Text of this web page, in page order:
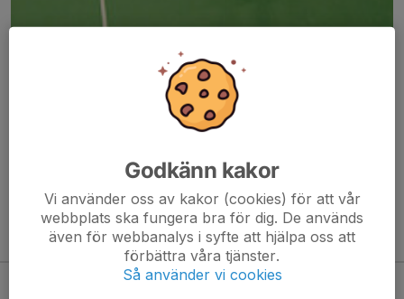
Här hamnar automatiskt de senaste nyheterna på hemsidan. För
att kunna börja administrera hemsidan loggar du in högst upp till
Kommande aktiviteter
Godkänn kakor
Vi använder oss av kakor (cookies) för att vår
webbplats ska fungera bra för dig. De används
även för webbanalys i syfte att hjälpa oss att
förbättra våra tjänster.
Så använder vi cookies